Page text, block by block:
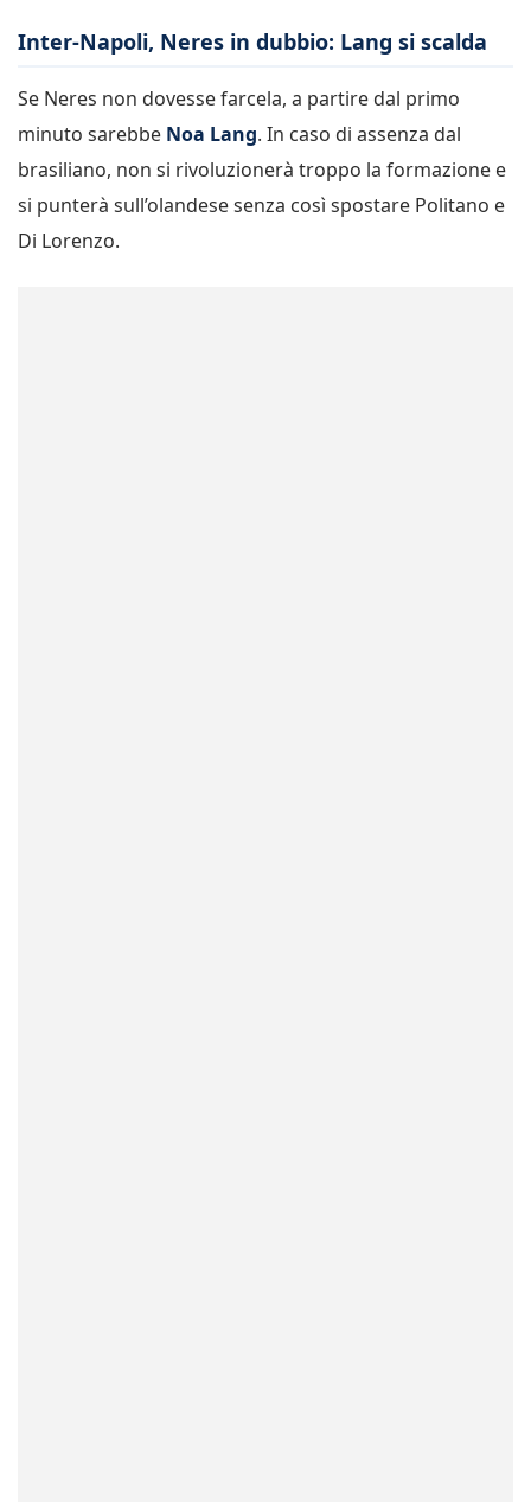
Inter-Napoli, Neres in dubbio: Lang si scalda
Se Neres non dovesse farcela, a partire dal primo
minuto sarebbe Noa Lang. In caso di assenza dal
brasiliano, non si rivoluzionerà troppo la formazione e
si punterà sull’olandese senza così spostare Politano e
Di Lorenzo.